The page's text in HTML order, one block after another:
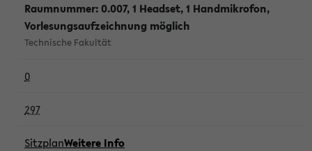
Raumnummer: 0.007, 1 Headset, 1 Handmikrofon,
Vorlesungsaufzeichnung möglich
Technische Fakultät
0
297
SitzplanWeitere Info